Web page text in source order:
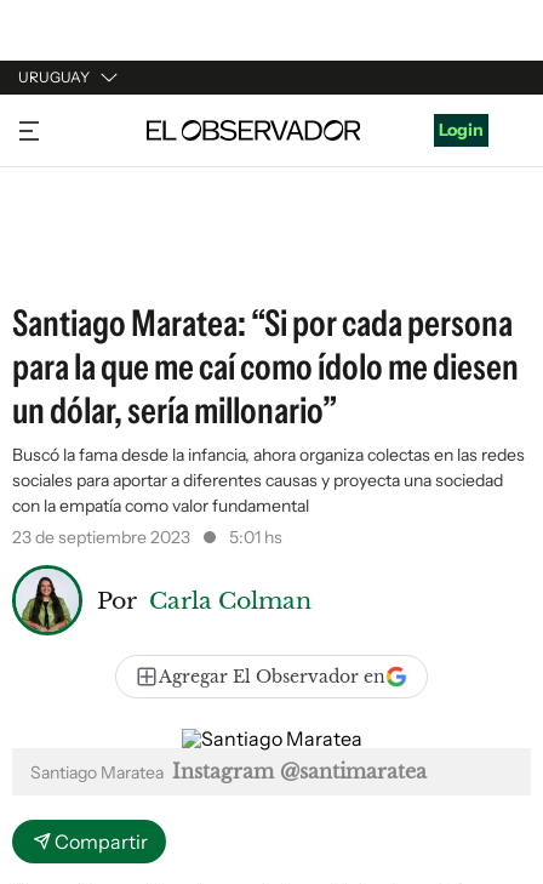
URUGUAY
URUGUAY
ARGENTINA
Login
Santiago Maratea: “Si por cada persona
para la que me caí como ídolo me diesen
un dólar, sería millonario”
Buscó la fama desde la infancia, ahora organiza colectas en las redes
sociales para aportar a diferentes causas y proyecta una sociedad
con la empatía como valor fundamental
23 de septiembre 2023
5:01 hs
Por Carla Colman
Agregar El Observador en
Santiago Maratea Instagram @santimaratea
Compartir